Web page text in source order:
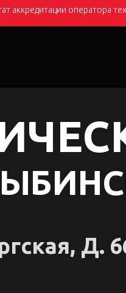
аккредитации оператора
Д.